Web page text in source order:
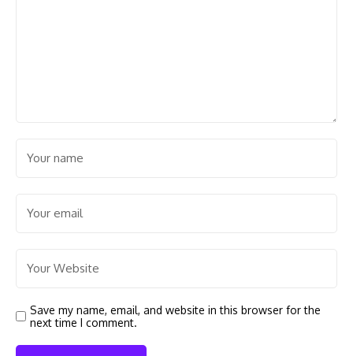
Save my name, email, and website in this browser for the
next time I comment.